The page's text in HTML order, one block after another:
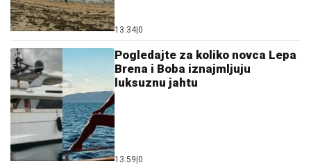
13:34|0
Pogledajte za koliko novca Lepa
Brena i Boba iznajmljuju
luksuznu jahtu
13:59|0